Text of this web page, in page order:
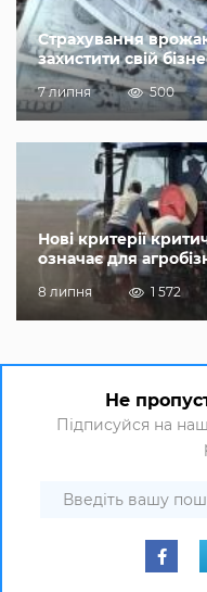
Страхування
захистити свій
7 липня 500
Нові критерії
означає для
8 липня 1 572
Не
Підписуйся на